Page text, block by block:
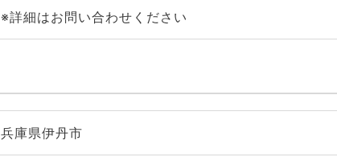
※詳細はお問い合わせください
兵庫県伊丹市